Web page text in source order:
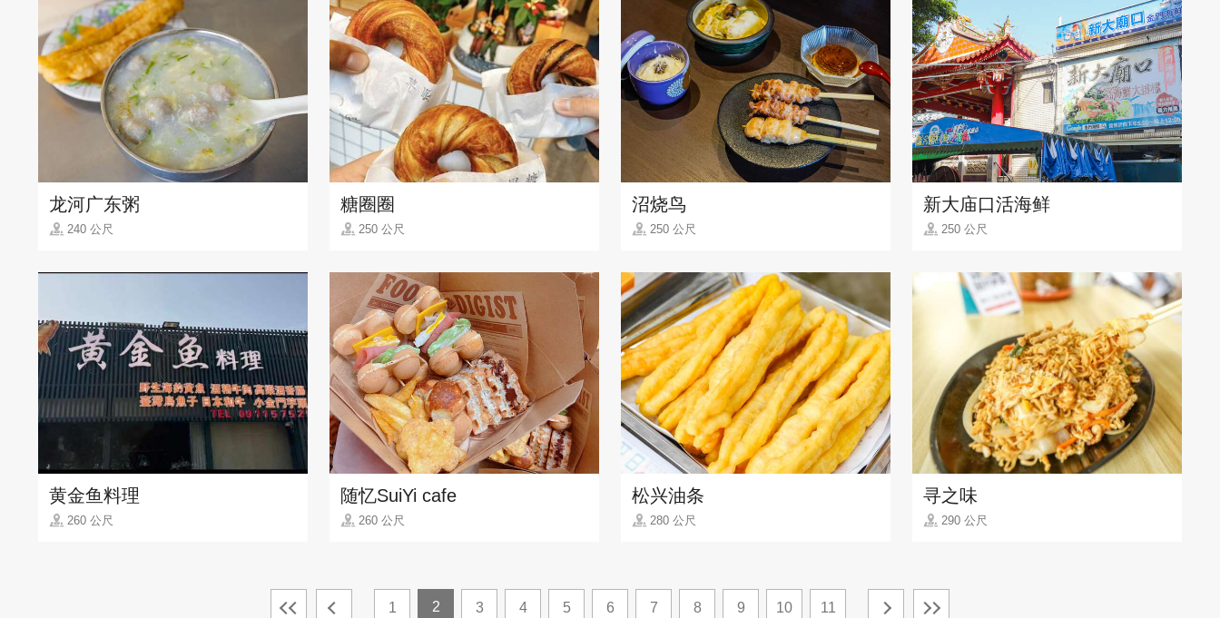
龙河广东粥
240 公尺
糖圈圈
250 公尺
沼烧鸟
250 公尺
新大庙口活海鲜
250 公尺
黄金鱼料理
260 公尺
随忆SuiYi cafe
260 公尺
松兴油条
280 公尺
寻之味
290 公尺
1 2 3 4 5 6 7 8 9 10 11